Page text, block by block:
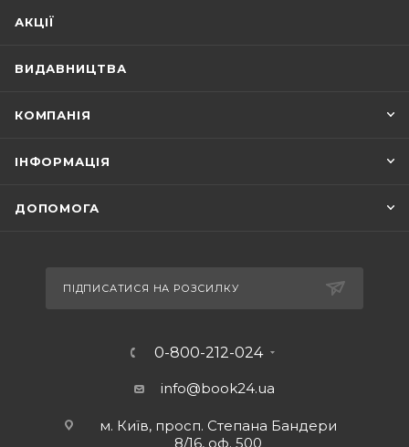
АКЦІЇ
ВИДАВНИЦТВА
КОМПАНІЯ
ІНФОРМАЦІЯ
ДОПОМОГА
ПІДПИСАТИСЯ НА РОЗСИЛКУ
0-800-212-024
info@book24.ua
м. Київ, просп. Степана Бандери
8/16, оф. 500